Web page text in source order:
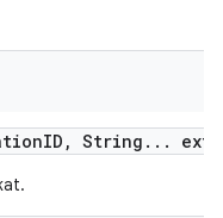
ID , String . . .